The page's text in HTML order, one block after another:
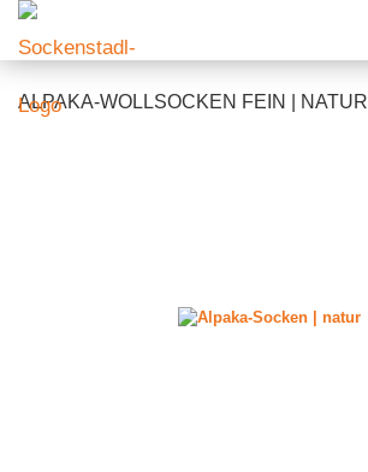
ALPAKA-WOLLSOCKEN FEIN | NATUR